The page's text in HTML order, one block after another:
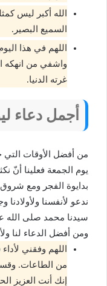
الله أكبر ليس
السميع البصير.
اللهم في هذا
واشفي من انهكه
غرته الدنيا.
أجمل دعاء
من أفضل الأوقات التي
يوم الجمعة فعلينا أنّ
بدايوة الفجر ومع
ندعو لأنفسنا
سيدنا محمد صلى الله
ومن أفضل الدعاء لنا
اللهم وفقني
من الطاعات.
إنك أنت العزيز